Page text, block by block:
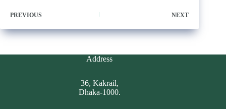
PREVIOUS NEXT
Address
36, Kakrail,
Dhaka-1000.